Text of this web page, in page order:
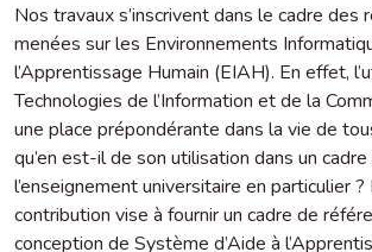
Nos travaux s’inscrivent dans le cadre des
menées sur les Environnements
l’Apprentissage Humain (EIAH). En effet,
Technologies de l’Information et de la
une place prépondérante dans la vie de
qu’en est-il de son utilisation dans un
l’enseignement universitaire en particulier
contribution vise à fournir un cadre de
conception de Système d’Aide à